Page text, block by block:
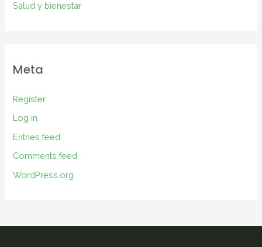
Salud y bienestar
Meta
Register
Log in
Entries feed
Comments feed
WordPress.org